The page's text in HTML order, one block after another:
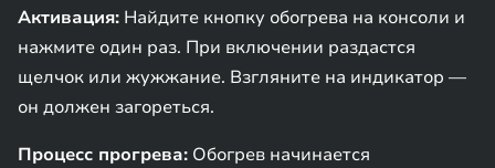
Активация: Найдите кнопку обогрева на консоли и
нажмите один раз. При включении раздастся
щелчок или жужжание. Взгляните на индикатор —
он должен загореться.
Процесс прогрева: Обогрев начинается